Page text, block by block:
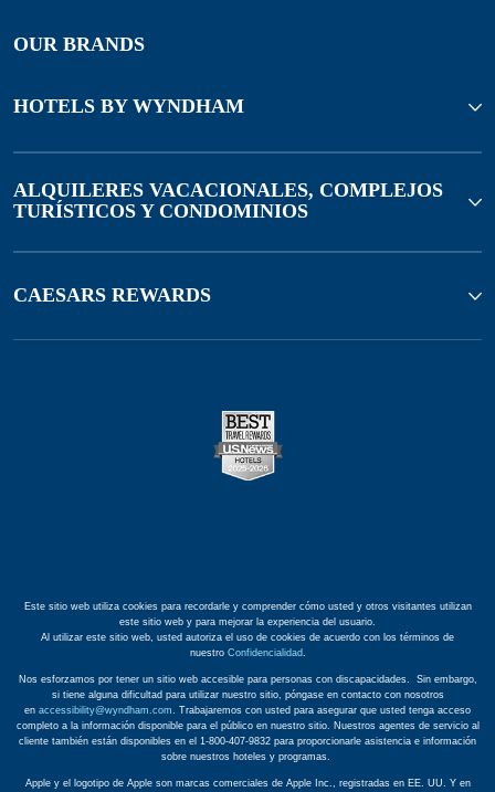
OUR BRANDS
HOTELS BY WYNDHAM
ALQUILERES VACACIONALES, COMPLEJOS
TURÍSTICOS Y CONDOMINIOS
CAESARS REWARDS
Este sitio web utiliza cookies para recordarle y comprender cómo usted y otros visitantes utilizan
este sitio web y para mejorar la experiencia del usuario.
Al utilizar este sitio web, usted autoriza el uso de cookies de acuerdo con los términos de
nuestro Confidencialidad
Nos esforzamos por tener un sitio web accesible para personas con discapacidades. Sin embargo,
si tiene alguna dificultad para utilizar nuestro sitio, póngase en contacto con nosotros
en accessibility@wyndham.com . Trabajaremos con usted para asegurar que usted tenga acceso
completo a la información disponible para el público en nuestro sitio. Nuestros agentes de servicio al
cliente también están disponibles en el 1-800-407-9832 para proporcionarle asistencia e información
sobre nuestros hoteles y programas.
Apple y el logotipo de Apple son marcas comerciales de Apple Inc., registradas en EE. UU. Y en